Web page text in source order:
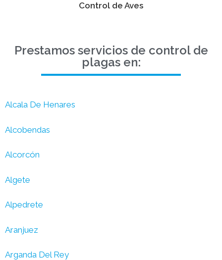
Control de Aves
Prestamos servicios de control de
plagas en:
Alcala De Henares
Alcobendas
Alcorcón
Algete
Alpedrete
Aranjuez
Arganda Del Rey